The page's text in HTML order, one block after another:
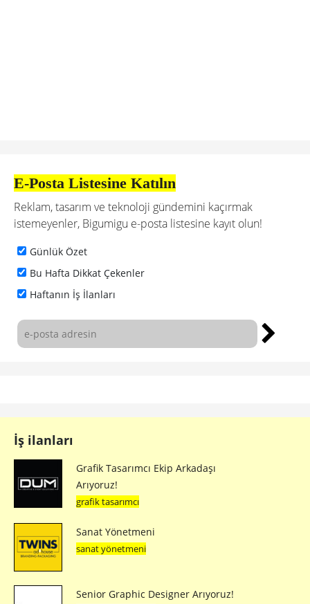
E-Posta Listesine Katılın
Reklam, tasarım ve teknoloji gündemini kaçırmak
istemeyenler, Bigumigu e-posta listesine kayıt olun!
Günlük Özet
Bu Hafta Dikkat Çekenler
Haftanın İş İlanları
İş ilanları
Grafik Tasarımcı Ekip Arkadaşı
Arıyoruz!
grafik tasarımcı
Sanat Yönetmeni
sanat yönetmeni
Senior Graphic Designer Arıyoruz!